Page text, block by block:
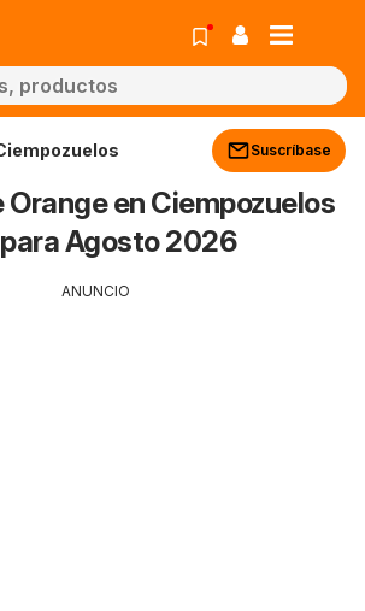
Suscríbase
en Ciempozuelos
Agosto 2026
ANUNCIO